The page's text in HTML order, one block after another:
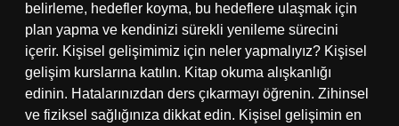
belirleme, hedefler koyma, bu hedeflere ulaşmak için
plan yapma ve kendinizi sürekli yenileme sürecini
içerir. Kişisel gelişimimiz için neler yapmalıyız? Kişisel
gelişim kurslarına katılın. Kitap okuma alışkanlığı
edinin. Hatalarınızdan ders çıkarmayı öğrenin. Zihinsel
ve fiziksel sağlığınıza dikkat edin. Kişisel gelişimin en